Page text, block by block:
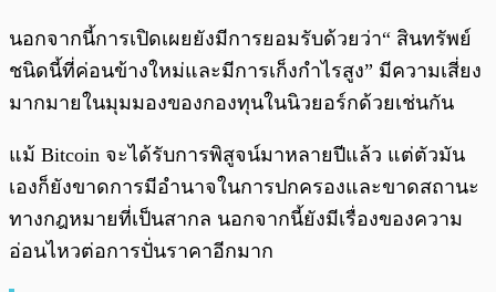
นอกจากนี้การเปิดเผยยังมีการยอมรับด้วยว่า“ สินทรัพย์
ชนิดนี้ที่ค่อนข้างใหม่และมีการเก็งกำไรสูง” มีความเสี่ยง
มากมายในมุมมองของกองทุนในนิวยอร์กด้วยเช่นกัน
แม้ Bitcoin จะได้รับการพิสูจน์มาหลายปีแล้ว แต่ตัวมัน
เองก็ยังขาดการมีอำนาจในการปกครองและขาดสถานะ
ทางกฎหมายที่เป็นสากล นอกจากนี้ยังมีเรื่องของความ
อ่อนไหวต่อการปั่นราคาอีกมาก